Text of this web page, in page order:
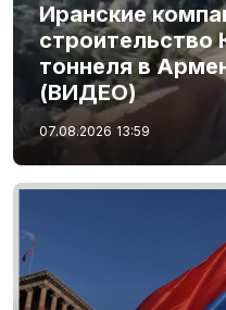
Иранские
строительство
тоннеля в
(ВИДЕО)
07.08.2026 13:59